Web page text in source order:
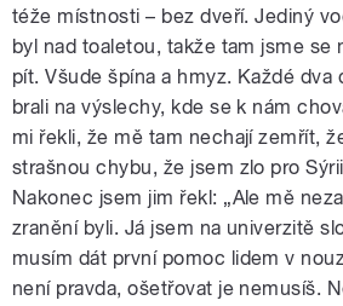
téže místnosti – bez dveří. Jediný
byl nad toaletou, takže tam jsme se
pít. Všude špína a hmyz. Každé dva
brali na výslechy, kde se k nám
mi řekli, že mě tam nechají zemřít,
strašnou chybu, že jsem zlo pro
Nakonec jsem jim řekl: „Ale mě
zranění byli. Já jsem na univerzitě
musím dát první pomoc lidem v
není pravda, ošetřovat je nemusíš.